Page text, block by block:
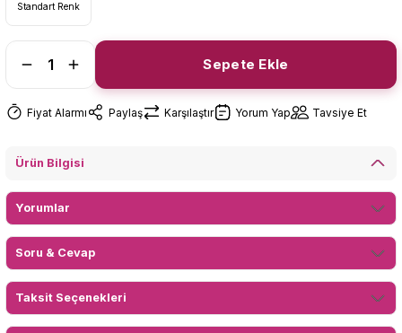
Standart Renk
Sepete Ekle
Fiyat Alarmı Paylaş Karşılaştır Yorum Yap Tavsiye Et
Ürün Bilgisi
Yorumlar
Soru & Cevap
Taksit Seçenekleri